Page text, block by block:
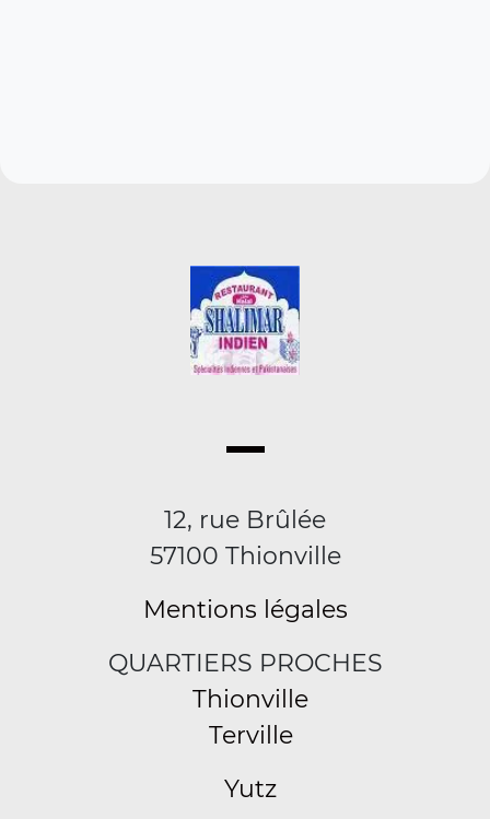
12, rue Brûlée
57100 Thionville
Mentions légales
QUARTIERS PROCHES
Thionville
Terville
Yutz